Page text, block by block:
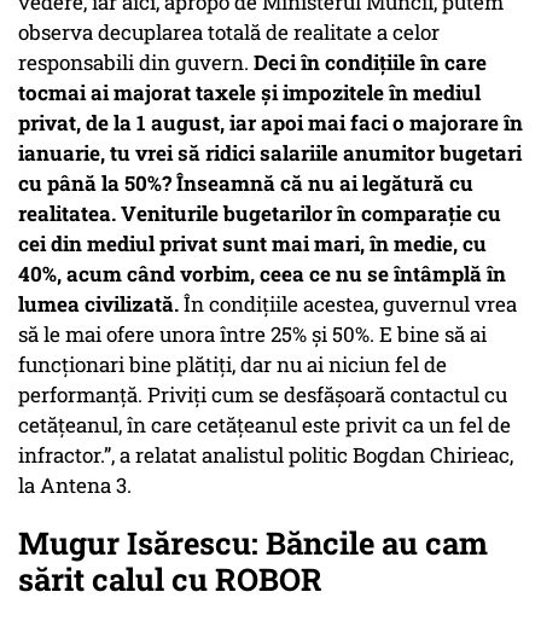
observa decuplarea totală de realitate a celor
responsabili din guvern. Deci în condițiile în care
tocmai ai majorat taxele și impozitele în mediul
privat, de la 1 august, iar apoi mai faci o majorare în
ianuarie, tu vrei să ridici salariile anumitor bugetari
cu până la 50%? Înseamnă că nu ai legătură cu
realitatea. Veniturile bugetarilor în comparație cu
cei din mediul privat sunt mai mari, în medie, cu
40%, acum când vorbim, ceea ce nu se întâmplă în
lumea civilizată.În condițiile acestea, guvernul vrea
să le mai ofere unora între 25% și 50%. E bine să ai
funcționari bine plătiți, dar nu ai niciun fel de
performanță. Priviți cum se desfășoară contactul cu
cetățeanul, în care cetățeanul este privit ca un fel de
infractor.”, a relatat analistul politic Bogdan Chirieac,
la Antena 3.
Mugur Isărescu: Băncile au cam
sărit calul cu ROBOR